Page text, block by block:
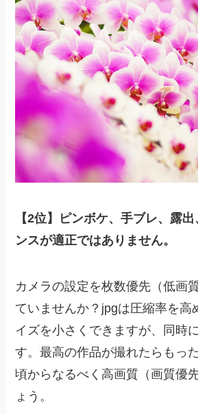
【2位】ピンボケ、手ブレ、露
ンスが適正ではありません。
カメラの設定を枚数優先（低画
ていませんか？jpgは圧縮率を高
イズを小さくできますが、同時
す。最高の作品が撮れたらもっ
頃からなるべく高画質（画質優
ょう。